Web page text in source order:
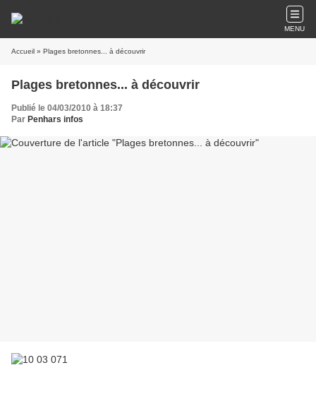
MENU
Accueil » Plages bretonnes... à découvrir
Plages bretonnes... à découvrir
Publié le 04/03/2010 à 18:37
Par Penhars infos